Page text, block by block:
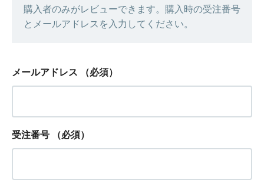
購入者のみがレビューできます。購入時の受注番号
とメールアドレスを入力してください。
メールアドレス （必須）
受注番号 （必須）